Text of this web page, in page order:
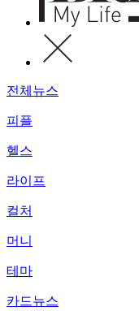
전체뉴스
피플
헬스
라이프
컬처
머니
테마
카드뉴스